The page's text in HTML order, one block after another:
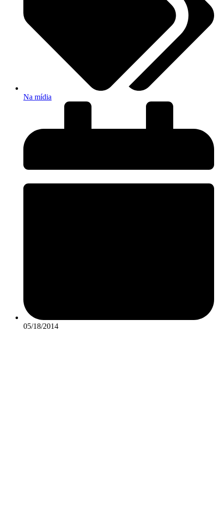
Na mídia
05/18/2014